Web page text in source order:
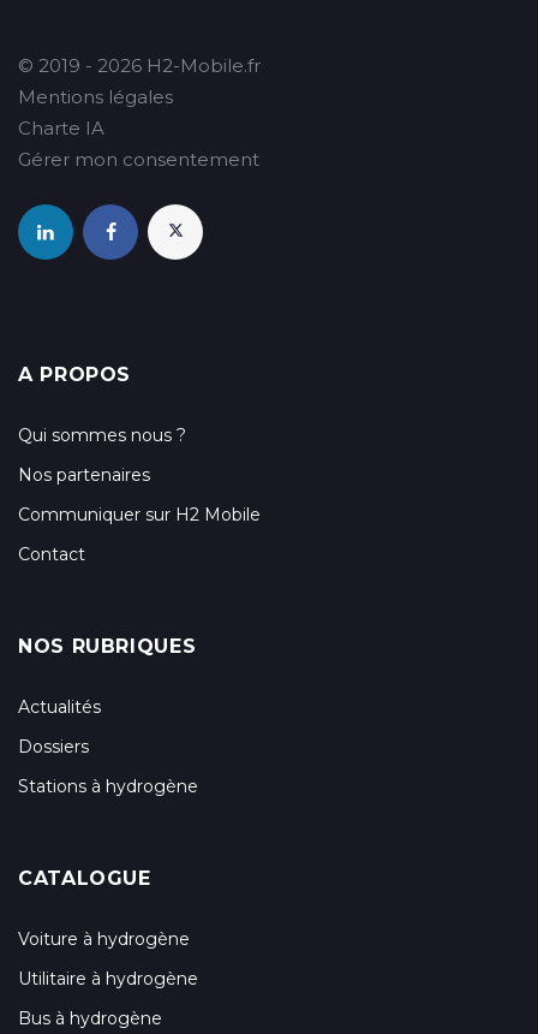
© 2019 - 2026 H2-Mobile.fr
Mentions légales
Charte IA
Gérer mon consentement
A PROPOS
Qui sommes nous ?
Nos partenaires
Communiquer sur H2 Mobile
Contact
NOS RUBRIQUES
Actualités
Dossiers
Stations à hydrogène
CATALOGUE
Voiture à hydrogène
Utilitaire à hydrogène
Bus à hydrogène